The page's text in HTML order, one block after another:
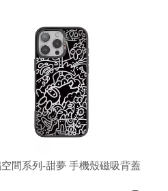
塗鴉空間系列-甜夢 手機殼磁吸背蓋